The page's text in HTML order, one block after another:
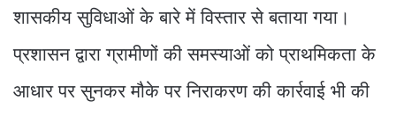
शासकीय सुविधाओं के बारे में विस्तार से बताया गया।
प्रशासन द्वारा ग्रामीणों की समस्याओं को प्राथमिकता के
आधार पर सुनकर मौके पर निराकरण की कार्रवाई भी की